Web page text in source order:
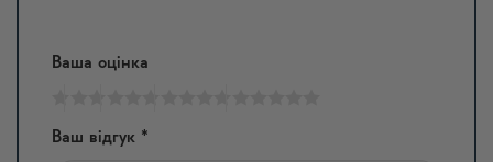
Ваша оцінка
Ваш відгук *